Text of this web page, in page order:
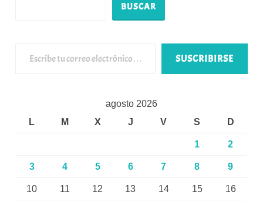
BUSCAR
SUSCRIBIRSE
agosto 2026
L
M X J V S D
1 2
3 4 5 6 7 8 9
10 11 12 13 14 15 16